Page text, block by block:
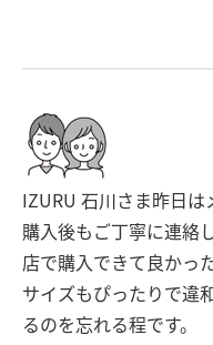
IZURU 石川さま昨日は
購入後もご丁寧に連絡
店で購入できて良かっ
サイズもぴったりで違
るのを忘れる程です。